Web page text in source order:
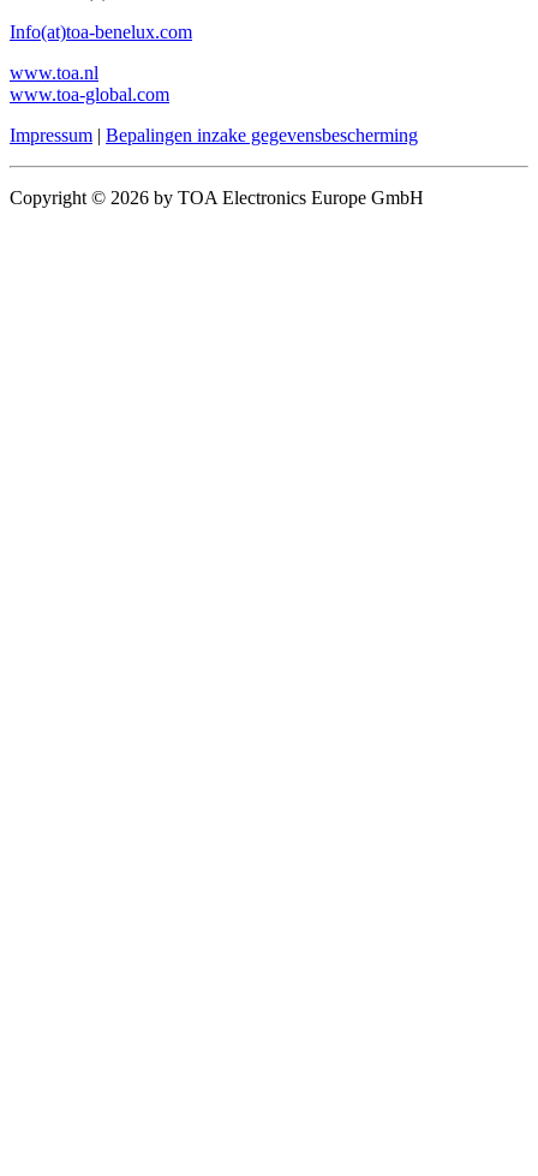
Info(at)toa-benelux.com
www.toa.nl
www.toa-global.com
Impressum | Bepalingen inzake gegevensbescherming
Copyright © 2026 by TOA Electronics Europe GmbH